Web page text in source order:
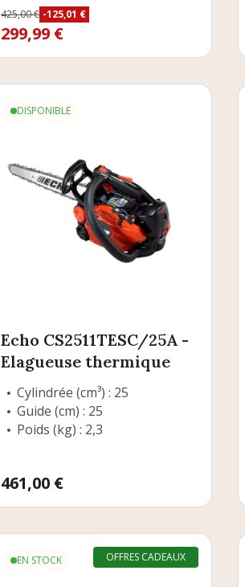
Prix de base
425,00 € -125,01 €
Prix
299,99 €
DISPONIBLE
Echo CS2511TESC/25A -
Elagueuse thermique
Cylindrée (cm³) : 25
Guide (cm) : 25
Poids (kg) : 2,3
Prix
461,00 €
EN STOCK OFFRES CADEAUX